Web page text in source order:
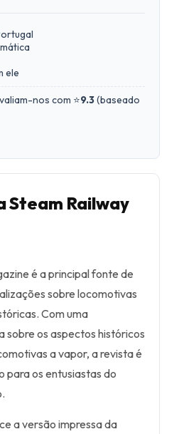
ele
nos com ⭐9.3(baseado
Steam Railway
é a principal fonte de
sobre locomotivas
Com uma
sobre os aspectos históricos
a vapor, a revista é
para os entusiastas do
a versão impressa da